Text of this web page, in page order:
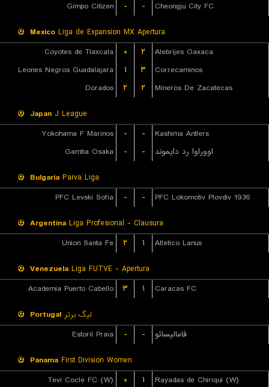
Gimpo Citizen
- - Cheongju City FC
Mexico Liga de Expansion MX Apertura
Coyotes de Tlaxcala
۰ ۲
Alebrijes Oaxaca
Leones Negros Guadalajara
۱ ۳
Correcaminos
Dorados
۲ ۲ Mineros De Zacatecas
Japan J League
Yokohama F Marinos
- -
Kashima Antlers
Gamba Osaka
- - اووراوا رد دایموند
Bulgaria Parva Liga
PFC Levski Sofia
- - PFC Lokomotiv Plovdiv 1936
Argentina Liga Profesional - Clausura
Union Santa Fe
۲ ۱ Atletico Lanus
Venezuela Liga FUTVE - Apertura
Academia Puerto Cabello
۳ ۱ Caracas FC
Portugal لیگ برتر
Estoril Praia
- - فامالیسائو
Panama First Division Women
Tevi Cocle FC (W)
۰ ۱ Rayadas de Chiriqui (W)